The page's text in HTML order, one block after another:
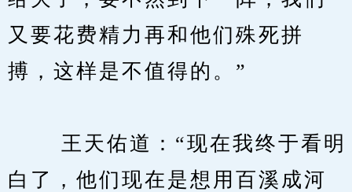
又要花费精力再和他们殊死拼
搏，这样是不值得的。”
王天佑道：“现在我终于看明
白了，他们现在是想用百溪成河